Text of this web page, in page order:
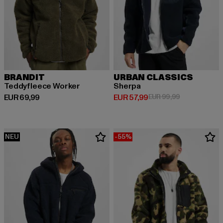
BRANDIT
Teddyfleece Worker
EUR 69,99
Derzeitiger Preis: EUR 69,99
URBAN CLASSICS
Sherpa
EUR 57,99
Derzeitiger Preis: EUR 57,99
EUR 99,99Aktionspreis:
NEU -55%